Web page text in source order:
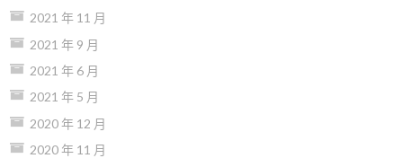
2021 年 11 月
2021 年 9 月
2021 年 6 月
2021 年 5 月
2020 年 12 月
2020 年 11 月